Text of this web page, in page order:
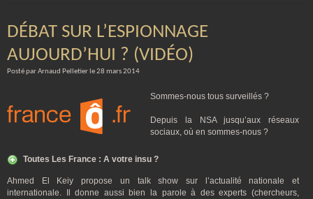
DÉBAT SUR L’ESPIONNAGE
AUJOURD’HUI ? (VIDÉO)
Posté par Arnaud Pelletier le 28 mars 2014
Sommes-nous tous surveillés ?
Depuis la NSA jusqu’aux réseaux
sociaux, où en sommes-nous ?
Toutes Les France : A votre insu ?
Ahmed El Keiy propose un talk show sur l’actualité nationale et
internationale. Il donne aussi bien la parole à des experts (chercheurs,